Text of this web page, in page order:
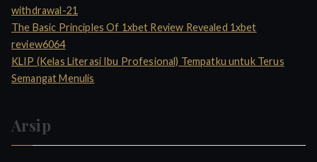
withdrawal-21
The Basic Principles Of 1xbet Review Revealed 1xbet
review6064
KLIP (Kelas Literasi Ibu Profesional) Tempatku untuk Terus
Semangat Menulis
Arsip